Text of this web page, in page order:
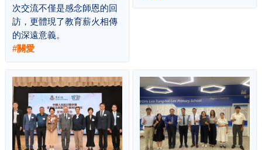
次交流不僅是感念師恩的回
訪，更體現了教育薪火相傳
的深遠意義。
#關愛